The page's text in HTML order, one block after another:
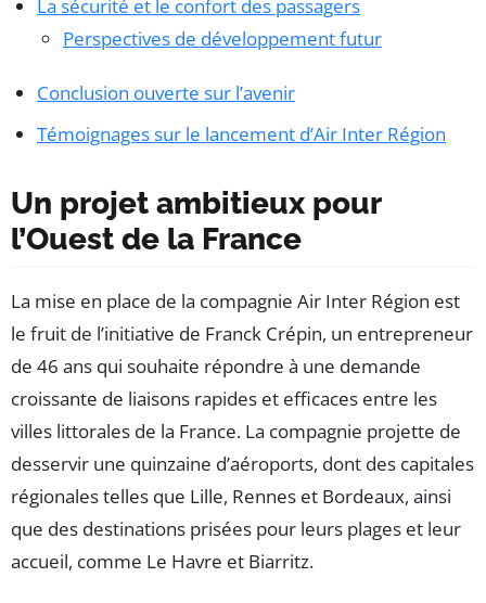
La sécurité et le confort des passagers
Perspectives de développement futur
Conclusion ouverte sur l’avenir
Témoignages sur le lancement d’Air Inter Région
Un projet ambitieux pour
l’Ouest de la France
La mise en place de la compagnie Air Inter Région est
le fruit de l’initiative de Franck Crépin, un entrepreneur
de 46 ans qui souhaite répondre à une demande
croissante de liaisons rapides et efficaces entre les
villes littorales de la France. La compagnie projette de
desservir une quinzaine d’aéroports, dont des capitales
régionales telles que Lille, Rennes et Bordeaux, ainsi
que des destinations prisées pour leurs plages et leur
accueil, comme Le Havre et Biarritz.